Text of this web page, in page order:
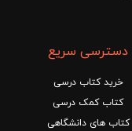
دسترسی سریع
خرید کتاب درسی
کتاب کمک درسی
کتاب های دانشگاهی